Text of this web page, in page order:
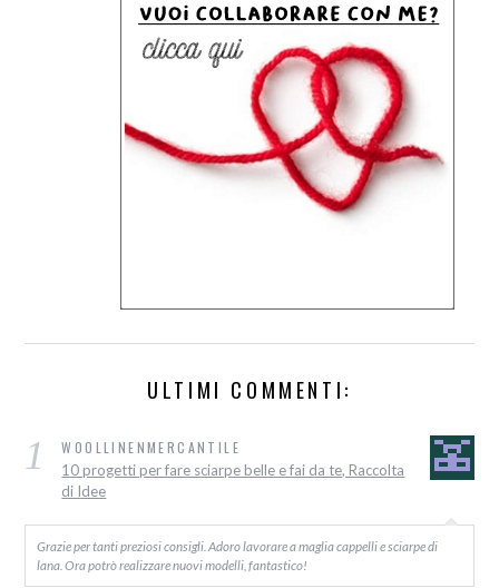
ULTIMI COMMENTI:
1 WOOLLINENMERCANTILE
10 progetti per fare sciarpe belle e fai da te, Raccolta
di Idee
Grazie per tanti preziosi consigli. Adoro lavorare a maglia cappelli e sciarpe di
lana. Ora potrò realizzare nuovi modelli, fantastico!